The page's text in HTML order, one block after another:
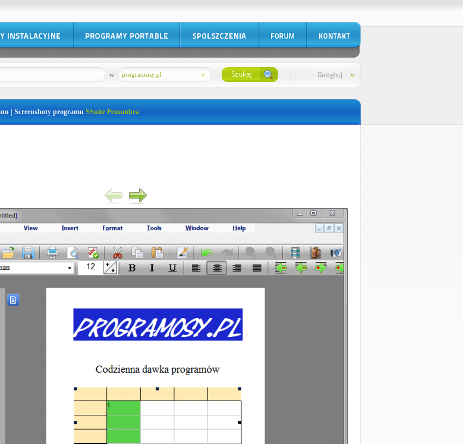
programosy.pl
w
| Screenshoty programu SSuite Penumbra